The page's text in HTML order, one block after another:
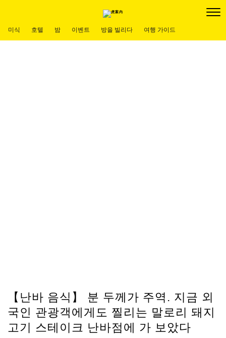
미식 호텔 밤 이벤트 방을 빌리다 여행 가이드
【난바 음식】 분 두께가 주역. 지금 외
국인 관광객에게도 찔리는 말로리 돼지
고기 스테이크 난바점에 가 보았다